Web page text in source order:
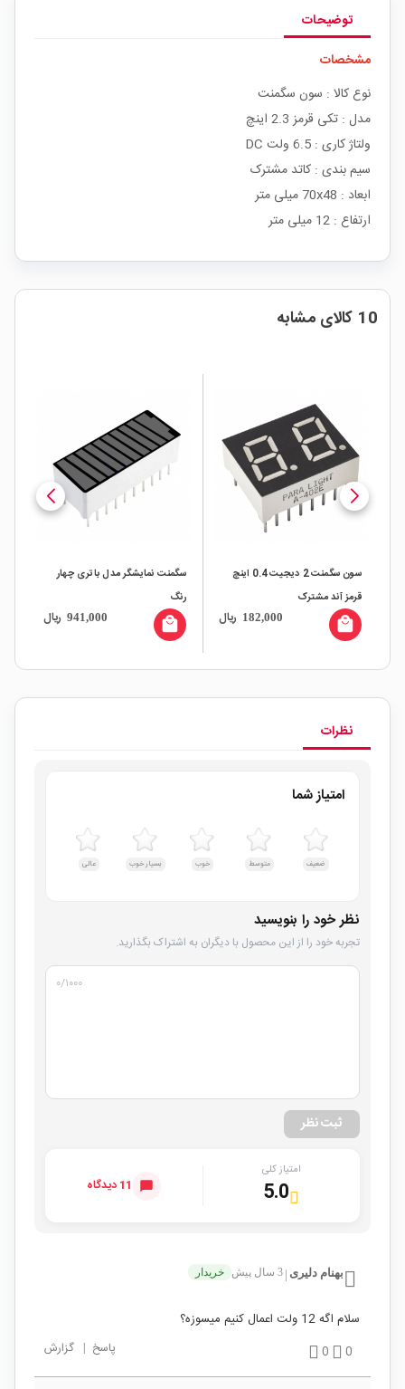
توضیحات
مشخصات
نوع کالا : سون سگمنت
مدل : تکی قرمز 2.3 اینچ
ولتاژ کاری : 6.5 ولت DC
سیم بندی : کاتد مشترک
ابعاد : 70x48 میلی متر
ارتفاع : 12 میلی متر
10 کالای مشابه
سون سگمنت 2 دیجیت 0.4 اینچ
قرمز آند مشترک
182,000 ریال local_mall
سگمنت نمایشگر مدل باتری چهار
رنگ
941,000 ریال local_mall
نظرات
امتیاز شما
ضعیف متوسط خوب بسیار خوب عالی
نظر خود را بنویسید
تجربه خود را از این محصول با دیگران به اشتراک بگذارید.
۰/۱۰۰۰
ثبت نظر
امتیاز کلی
5.0 11 دیدگاه
بهنام دلیری 3 سال پیش خریدار
سلام اگه 12 ولت اعمال کنیم میسوزه؟
0
0 پاسخ | گزارش